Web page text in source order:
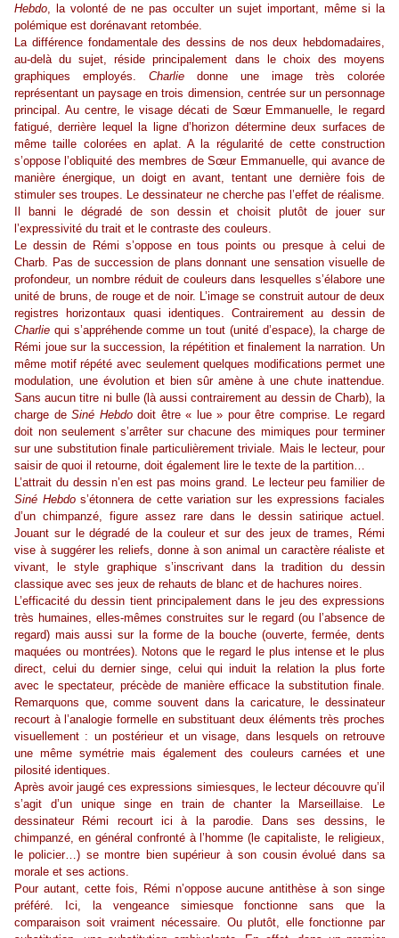
Hebdo, la volonté de ne pas occulter un sujet important, même si la
polémique est dorénavant retombée.
La différence fondamentale des dessins de nos deux hebdomadaires,
au-delà du sujet, réside principalement dans le choix des moyens
graphiques employés. Charlie donne une image très colorée
représentant un paysage en trois dimension, centrée sur un personnage
principal. Au centre, le visage décati de Sœur Emmanuelle, le regard
fatigué, derrière lequel la ligne d’horizon détermine deux surfaces de
même taille colorées en aplat. A la régularité de cette construction
s’oppose l’obliquité des membres de Sœur Emmanuelle, qui avance de
manière énergique, un doigt en avant, tentant une dernière fois de
stimuler ses troupes. Le dessinateur ne cherche pas l’effet de réalisme.
Il banni le dégradé de son dessin et choisit plutôt de jouer sur
l’expressivité du trait et le contraste des couleurs.
Le dessin de Rémi s’oppose en tous points ou presque à celui de
Charb. Pas de succession de plans donnant une sensation visuelle de
profondeur, un nombre réduit de couleurs dans lesquelles s’élabore une
unité de bruns, de rouge et de noir. L’image se construit autour de deux
registres horizontaux quasi identiques. Contrairement au dessin de
Charlie qui s’appréhende comme un tout (unité d’espace), la charge de
Rémi joue sur la succession, la répétition et finalement la narration. Un
même motif répété avec seulement quelques modifications permet une
modulation, une évolution et bien sûr amène à une chute inattendue.
Sans aucun titre ni bulle (là aussi contrairement au dessin de Charb), la
charge deSiné Hebdodoit être « lue » pour être comprise. Le regard
doit non seulement s’arrêter sur chacune des mimiques pour terminer
sur une substitution finale particulièrement triviale. Mais le lecteur, pour
saisir de quoi il retourne, doit également lire le texte de la partition…
L’attrait du dessin n’en est pas moins grand. Le lecteur peu familier de
Siné Hebdos’étonnera de cette variation sur les expressions faciales
d’un chimpanzé, figure assez rare dans le dessin satirique actuel.
Jouant sur le dégradé de la couleur et sur des jeux de trames, Rémi
vise à suggérer les reliefs, donne à son animal un caractère réaliste et
vivant, le style graphique s’inscrivant dans la tradition du dessin
classique avec ses jeux de rehauts de blanc et de hachures noires.
L’efficacité du dessin tient principalement dans le jeu des expressions
très humaines, elles-mêmes construites sur le regard (ou l’absence de
regard) mais aussi sur la forme de la bouche (ouverte, fermée, dents
maquées ou montrées). Notons que le regard le plus intense et le plus
direct, celui du dernier singe, celui qui induit la relation la plus forte
avec le spectateur, précède de manière efficace la substitution finale.
Remarquons que, comme souvent dans la caricature, le dessinateur
recourt à l’analogie formelle en substituant deux éléments très proches
visuellement : un postérieur et un visage, dans lesquels on retrouve
une même symétrie mais également des couleurs carnées et une
pilosité identiques.
Après avoir jaugé ces expressions simiesques, le lecteur découvre qu’il
s’agit d’un unique singe en train de chanter la Marseillaise. Le
dessinateur Rémi recourt ici à la parodie. Dans ses dessins, le
chimpanzé, en général confronté à l’homme (le capitaliste, le religieux,
le policier…) se montre bien supérieur à son cousin évolué dans sa
morale et ses actions.
Pour autant, cette fois, Rémi n’oppose aucune antithèse à son singe
préféré. Ici, la vengeance simiesque fonctionne sans que la
comparaison soit vraiment nécessaire. Ou plutôt, elle fonctionne par